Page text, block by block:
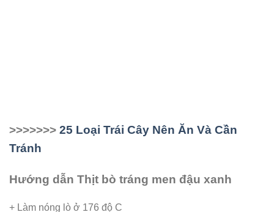
>>>>>>> 25 Loại Trái Cây Nên Ăn Và Cần
Tránh
Hướng dẫn Thịt bò tráng men đậu xanh
+ Làm nóng lò ở 176 độ C